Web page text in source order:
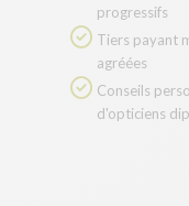
progressifs
agréées
d'opticiens